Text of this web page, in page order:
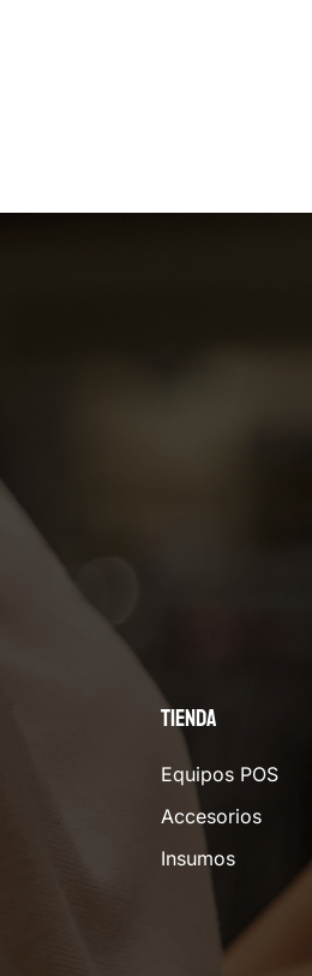
Tienda
Equipos POS
Accesorios
Insumos